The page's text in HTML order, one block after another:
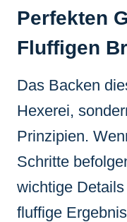
Perfekten
Fluffigen
Das Backen
Hexerei,
Prinzipien.
Schritte
wichtige
fluffige